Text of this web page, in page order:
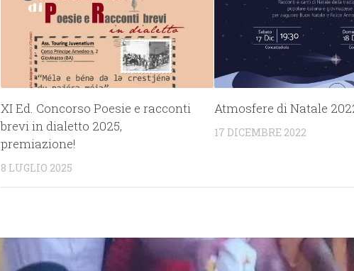
XI Ed. Concorso Poesie e racconti
brevi in dialetto 2025,
premiazione!
8 LUGLIO 2025
Atmosfere di Natale
17 DICEMBRE 2022